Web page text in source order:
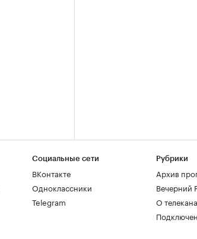
Социальные сети
ВКонтакте
Одноклассники
Telegram
Рубрики
Архив
Вечерний
О